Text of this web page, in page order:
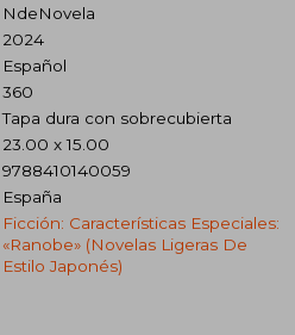
NdeNovela
2024
Español
360
Tapa dura con sobrecubierta
23.00 x 15.00
9788410140059
España
Ficción: Características Especiales:
«ranobe» (novelas Ligeras De
Estilo Japonés)